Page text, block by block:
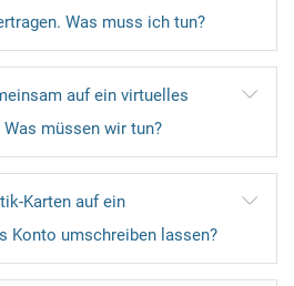
Was muss ich tun?
auf ein virtuelles
müssen wir tun?
Karten auf ein
Konto umschreiben lassen?